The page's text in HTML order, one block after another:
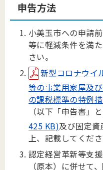
申告方法
小美玉市への申請
等に軽減条件を満
さい。
新型コロナウイ
等の事業用家屋及
の課税標準の特例
（以下「申告書」
425 KB)及び固定
上、記載してくださ
認定経営革新等支
（原本）に併せて